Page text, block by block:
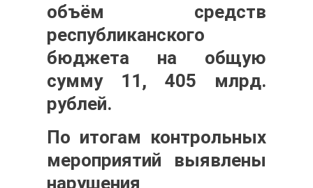
объём средств
республиканского
бюджета на общую
сумму11, 405 млрд.
рублей.
По итогам контрольных
мероприятий выявлены
нарушения